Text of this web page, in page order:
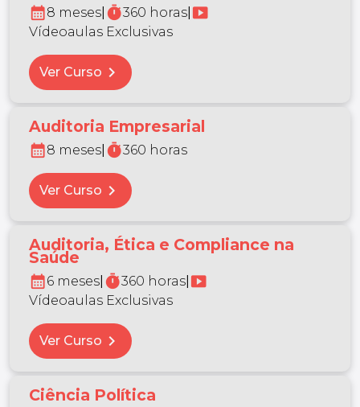
calendar_month8 meses timer360 horas smart_display
Vídeoaulas Exclusivas
Ver Curso chevron_right
Auditoria Empresarial
calendar_month8 meses timer360 horas
Ver Curso chevron_right
Auditoria, Ética e Compliance na
Saúde
calendar_month6 meses timer360 horas smart_display
Vídeoaulas Exclusivas
Ver Curso chevron_right
Ciência Política